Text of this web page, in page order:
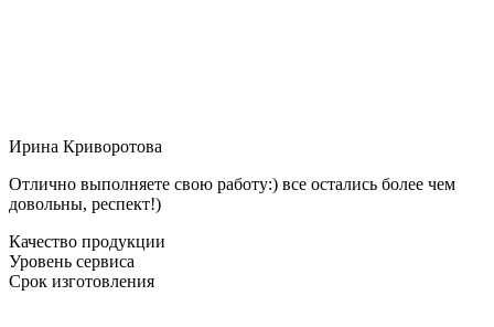
Ирина Криворотова
Отлично выполняете свою работу:) все остались более чем
довольны, респект!)
Качество продукции
Уровень сервиса
Срок изготовления